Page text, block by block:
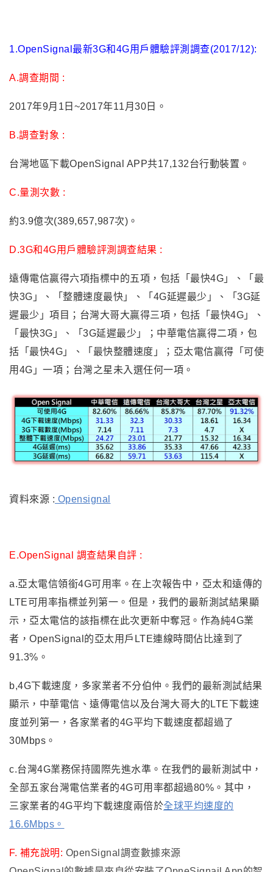
1.OpenSignal最新3G和4G用戶體驗評測調查(2017/12):
A.調查期間 :
2017年9月1日~2017年11月30日。
B.調查對象 :
台灣地區下載OpenSignal APP共17,132台行動裝置。
C.量測次數 :
約3.9億次(389,657,987次)。
D.3G和4G用戶體驗評測調查結果 :
遠傳電信贏得六項指標中的五項，包括「最快4G」、「最
快3G」、「整體速度最快」、「4G延遲最少」、「3G延
遲最少」項目；台灣大哥大贏得三項，包括「最快4G」、
「最快3G」、「3G延遲最少」；中華電信贏得二項，包
括「最快4G」、「最快整體速度」；亞太電信贏得「可使
用4G」一項；台灣之星未入選任何一項。
資料來源 : Opensignal
E.OpenSignal 調查結果自評 :
a.亞太電信領銜4G可用率。在上次報告中，亞太和遠傳的
LTE可用率指標並列第一。但是，我們的最新測試結果顯
示，亞太電信的該指標在此次更新中奪冠。作為純4G業
者，OpenSignal的亞太用戶LTE連線時間佔比達到了
91.3%。
b,4G下載速度，多家業者不分伯仲。我們的最新測試結果
顯示，中華電信、遠傳電信以及台灣大哥大的LTE下載速
度並列第一，各家業者的4G平均下載速度都超過了
30Mbps。
c.台灣4G業務保持國際先進水準。在我們的最新測試中，
全部五家台灣電信業者的4G可用率都超過80%。其中，
三家業者的4G平均下載速度兩倍於全球平均速度的
16.6Mbps。
F. 補充說明 : OpenSignal 調查數據來源